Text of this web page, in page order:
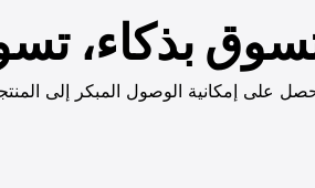
بذكاء،
على إمكانية الوصول المبكر إلى